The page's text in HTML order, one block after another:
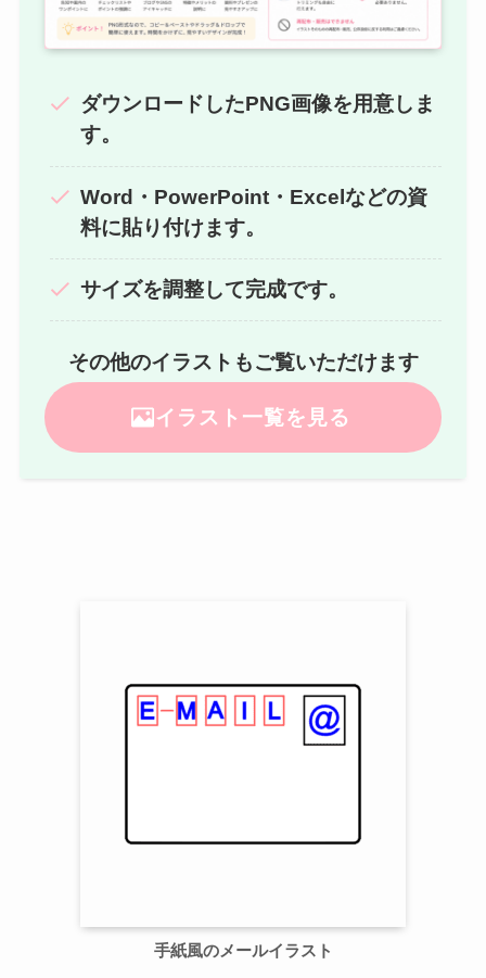
ダウンロードしたPNG画像を用意しま
す。
Word・PowerPoint・Excelなどの資
料に貼り付けます。
サイズを調整して完成です。
その他のイラストもご覧いただけます
イラスト一覧を見る
手紙風のメールイラスト